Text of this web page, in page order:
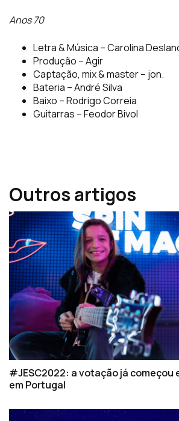
Anos 70
Letra & Música – Carolina
Produção – Agir
Captação, mix & master – jon.
Bateria – André Silva
Baixo – Rodrigo Correia
Guitarras – Feodor Bivol
Outros artigos
#JESC2022: a votação já começou
em Portugal